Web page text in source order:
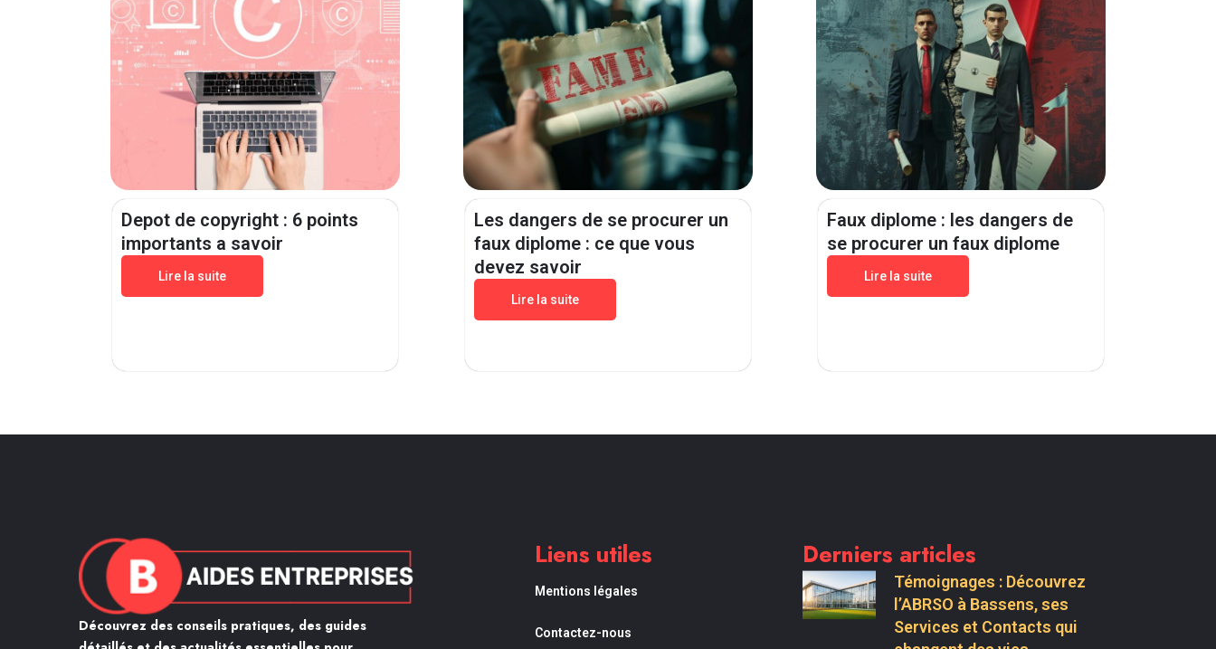
Depot de copyright : 6 points
importants a savoir
Lire la suite
Les dangers de se procurer un
faux diplome : ce que vous
devez savoir
Lire la suite
Faux diplome : les dangers de
se procurer un faux diplome
Lire la suite
Découvrez des conseils pratiques, des guides
Liens utiles
Mentions légales
Contactez-nous
Derniers articles
Témoignages : Découvrez
l’ABRSO à Bassens, ses
Services et Contacts qui